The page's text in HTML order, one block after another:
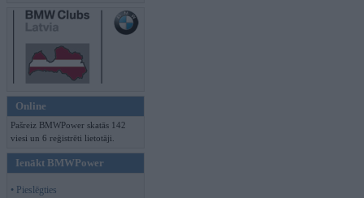
Online
Pašreiz BMWPower skatās 142
viesi un 6 reģistrēti lietotāji.
Ienākt BMWPower
• Pieslēgties